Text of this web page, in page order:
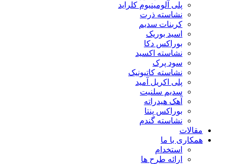
پلی آلومینیوم کلراید
نشاسته ذرت
کربنات سدیم
اسید بوریک
بوراکس دکا
نشاسته اکسید
سود پرک
نشاسته کاتیونیک
پلی اکریل آمید
سدیم سلنیت
آهک هیدراته
بوراکس پنتا
نشاسته گندم
مقالات
همکاری با ما
استخدام
ارائه طرح ها